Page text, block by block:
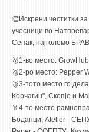
LECTORS
RETIRED STAFF
IN MEMORIAM
STUDIES
👏Искрени честитки
учесници во
Сепак, најголемо
🥇1-во место:
🥈2-ро место: Pepper
🥉3-тото место го
Корчагин", Скопје и
🏅4-то место
Боданци; Atelier -